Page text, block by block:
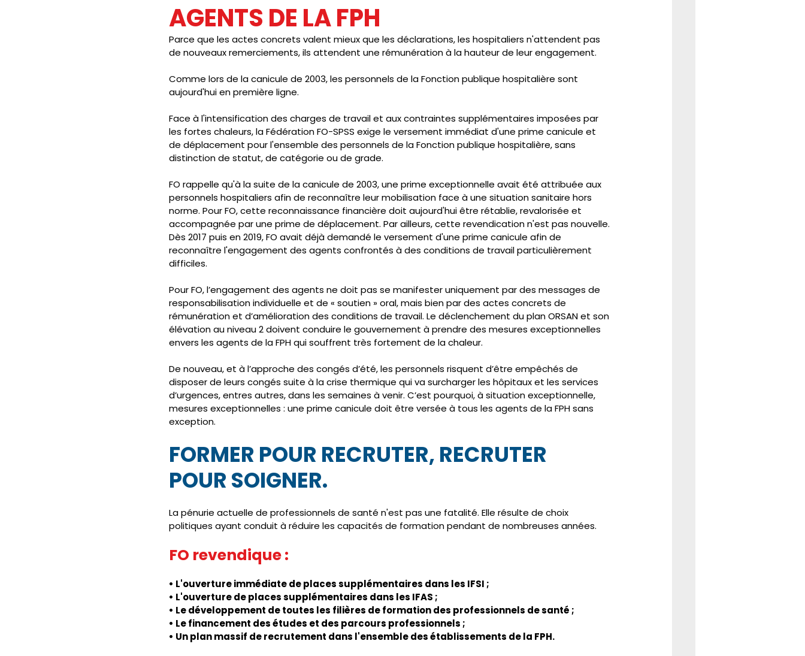
HANDICAP FO ADAPEI 56
AGENTS DE LA FPH
Parce que les actes concrets valent mieux que les déclarations, les hospitaliers n'attendent pas
de nouveaux remerciements, ils attendent une rémunération à la hauteur de leur engagement.
Comme lors de la canicule de 2003, les personnels de la Fonction publique hospitalière sont
aujourd'hui en première ligne.
Face à l'intensification des charges de travail et aux contraintes supplémentaires imposées par
les fortes chaleurs, la Fédération FO-SPSS exige le versement immédiat d'une prime canicule et
de déplacement pour l'ensemble des personnels de la Fonction publique hospitalière, sans
distinction de statut, de catégorie ou de grade.
FO rappelle qu'à la suite de la canicule de 2003, une prime exceptionnelle avait été attribuée aux
personnels hospitaliers afin de reconnaître leur mobilisation face à une situation sanitaire hors
norme. Pour FO, cette reconnaissance financière doit aujourd'hui être rétablie, revalorisée et
accompagnée par une prime de déplacement. Par ailleurs, cette revendication n'est pas nouvelle.
Dès 2017 puis en 2019, FO avait déjà demandé le versement d'une prime canicule afin de
reconnaître l'engagement des agents confrontés à des conditions de travail particulièrement
difficiles.
Pour FO, l’engagement des agents ne doit pas se manifester uniquement par des messages de
responsabilisation individuelle et de « soutien » oral, mais bien par des actes concrets de
rémunération et d’amélioration des conditions de travail. Le déclenchement du plan ORSAN et son
élévation au niveau 2 doivent conduire le gouvernement à prendre des mesures exceptionnelles
envers les agents de la FPH qui souffrent très fortement de la chaleur.
De nouveau, et à l’approche des congés d’été, les personnels risquent d’être empêchés de
disposer de leurs congés suite à la crise thermique qui va surcharger les hôpitaux et les services
d’urgences, entres autres, dans les semaines à venir. C’est pourquoi, à situation exceptionnelle,
mesures exceptionnelles : une prime canicule doit être versée à tous les agents de la FPH sans
exception.
FORMER POUR RECRUTER, RECRUTER
POUR SOIGNER.
La pénurie actuelle de professionnels de santé n'est pas une fatalité. Elle résulte de choix
politiques ayant conduit à réduire les capacités de formation pendant de nombreuses années.
FO revendique :
• L'ouverture immédiate de places supplémentaires dans les IFSI ;
• L'ouverture de places supplémentaires dans les IFAS ;
• Le développement de toutes les filières de formation des professionnels de santé ;
• Le financement des études et des parcours professionnels ;
• Un plan massif de recrutement dans l'ensemble des établissements de la FPH.